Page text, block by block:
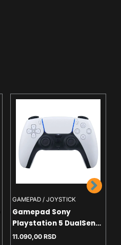
GAMEPAD / JOYSTICK
Gamepad Sony
Playstation 5 DualSense
V2 White
11.090,00 RSD